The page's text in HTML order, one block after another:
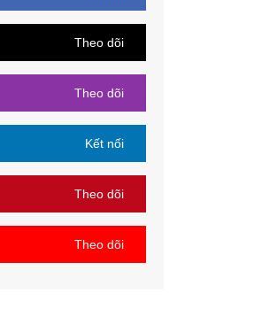
Theo dõi
Theo dõi
Kết nối
Theo dõi
Theo dõi